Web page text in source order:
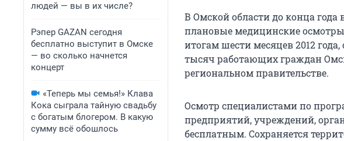
людей — вы в их числе?
Рэпер GAZAN сегодня
бесплатно выступит в Омске
— во сколько начнется
концерт
«Теперь мы семья!» Клава
Кока сыграла тайную свадьбу
с богатым блогером. В какую
сумму всё обошлось
В Омской области до конца года
плановые медицинские
итогам шести месяцев 2012
тысяч работающих граждан
региональном правительстве.
Осмотр специалистами по
предприятий, учреждений,
бесплатным. Сохраняется